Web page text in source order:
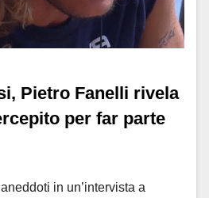
Pietro Fanelli rivela
per far parte
in un’intervista a